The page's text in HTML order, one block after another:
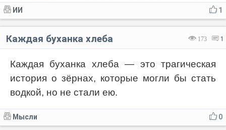
1
ИИ
173 1
Каждая буханка хлеба
Каждая буханка хлеба — это трагическая
история о зёрнах, которые могли бы стать
водкой, но не стали ею.
0
Мысли